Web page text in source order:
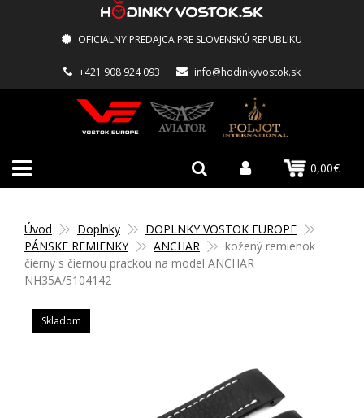
OFICIALNY PREDAJCA PRE SLOVENSKÚ REPUBLIKU
+421 908 924 093 info@hodinkyvostok.sk
0,00€
Úvod Doplnky
DOPLNKY VOSTOK EUROPE
PÁNSKE REMIENKY
ANCHAR
kožený remienok
čierny s čiernou prackou na model ANCHAR
NH35A/5104142
Skladom